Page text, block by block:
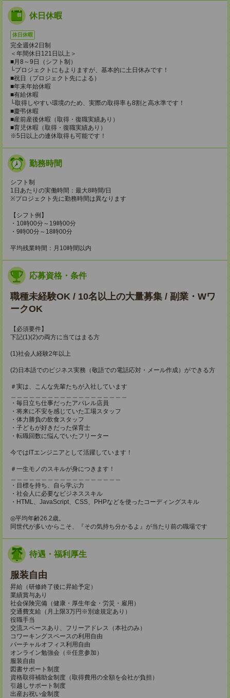
休日休暇
休日休暇
完全週休2日制
＜年間休日121日以上＞
■月8～9日（シフト制）
└プロジェクトにもよりますが、基本的に土日休みです！
■祝日（プロジェクト先による）
■年末年始休暇
■有給休暇
└取得しやすい環境のため、実際の取得率も8割と高水準です！
■慶弔休暇
■産前産後休暇（取得・復職実績あり）
■育児休暇（取得・復職実績あり）
※5日以上の連休取得も可能です！
勤務時間
シフト制
1日あたりの実働時間：最大8時間/日
※プロジェクト先に勤務時間は異なります
【シフト例】
・10時00分～19時00分
・9時00分～18時00分
平均残業時間：月10時間以内
応募資格・条件
職種未経験OK / 10名以上の大量募集 / 副業・Wワ
ークOK
【必須要件】
下記(1)(2)の両方に当てはまる方
(1)社会人経験2年以上
(2)日本語でのビジネス実務（敬語での電話応対・メール作成）ができる方
＃実は、こんな先輩たちが入社しています
・毎日立ち仕事だったアパレル店員
・将来に不安を感じていた工場スタッフ
・体力勝負の飲食スタッフ
・子どもが好きだった保育士
・転職回数に悩んでいたフリーター
今ではITエンジニアとして活躍しています！
＃一生モノのスキルが身につきます！
・目標を持ち、自ら学ぶ力
・社会人に必要なビジネススキル
・HTML、JavaScript、CSS、PHPなどを使ったコーディングスキル
◎平均年齢26.2歳。
同世代が多いからこそ、『その気持ち分かるよ』が当たり前の職場です
待遇・福利厚生
服装自由
昇給（研修終了後に昇給予定）
業績賞与あり
社会保険完備（健康・厚生年金・労災・雇用）
交通費支給（月上限3万円※別途規定あり）
役職手当
交流スペースあり、フリーアドレス（本社のみ）
コワーキングスペースの利用自由
バーチャルオフィス利用自由
オンライン勉強会（※任意参加）
服装自由
図書サポート制度
資格取得補助金制度（取得費用の全額を会社が負担）
引越しサポート制度
出産お祝い金制度